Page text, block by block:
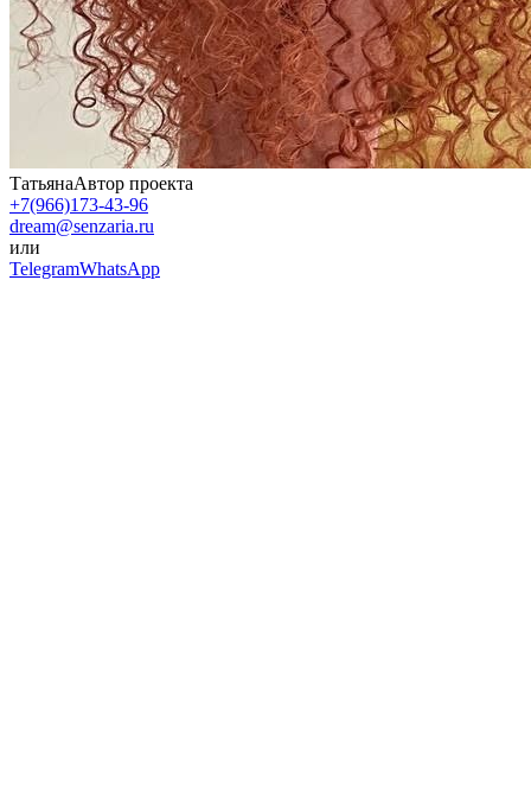
ТатьянаАвтор проекта
+7(966)173-43-96
dream@senzaria.ru
или
TelegramWhatsApp